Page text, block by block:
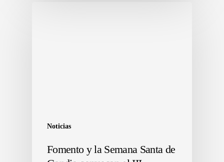
Noticias
Fomento y la Semana Santa de